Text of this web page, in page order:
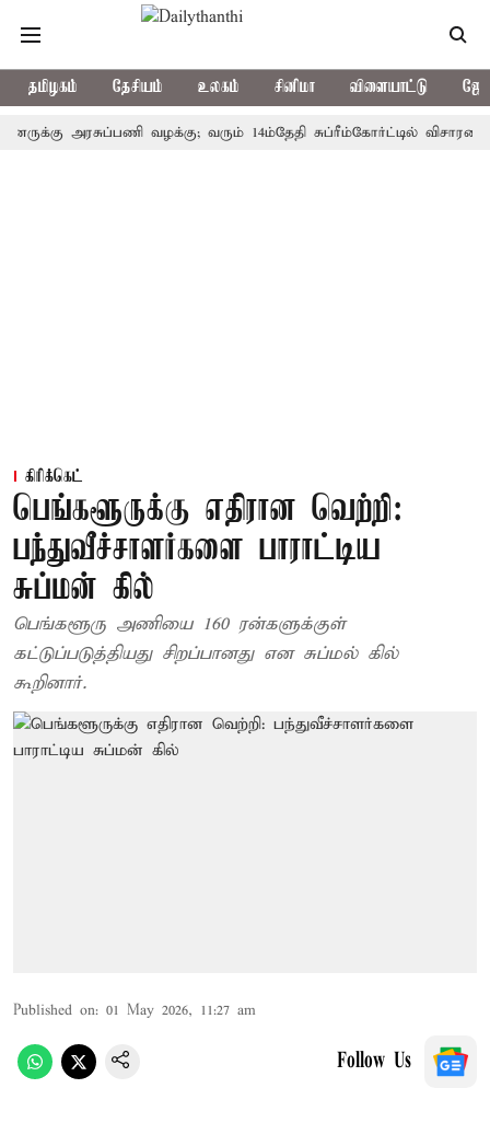
தமிழகம் தேசியம் உலகம் சினிமா விளையாட்டு
அரசுப்பணி வழக்கு; வரும் 14ம்தேதி சுப்ரீம்கோர்ட்டில் விசாரணை
கிரிக்கெட்
பெங்களூருக்கு எதிரான வெற்றி:
பந்துவீச்சாளர்களை பாராட்டிய
சுப்மன் கில்
பெங்களூரு அணியை 160 ரன்களுக்குள்
கட்டுப்படுத்தியது சிறப்பானது என சுப்மல் கில்
கூறினார்.
Published on: 01 May 2026, 11:27 am
Follow Us